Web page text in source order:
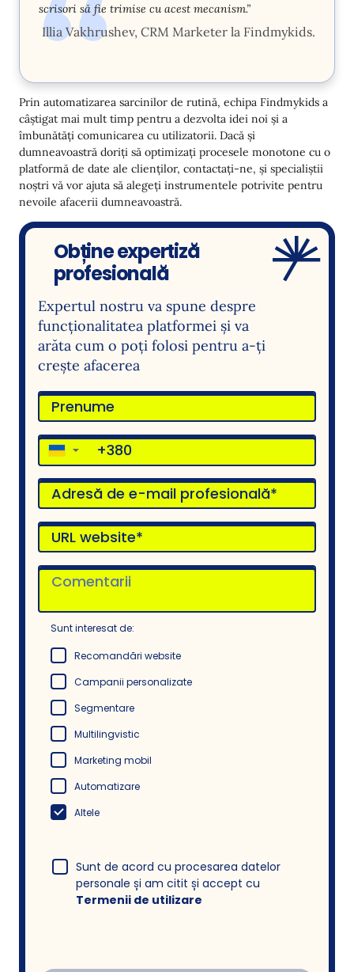
scrisori să fie trimise cu acest mecanism.”
Illia Vakhrushev, CRM Marketer la Findmykids.
Prin automatizarea sarcinilor de rutină, echipa Findmykids a
câștigat mai mult timp pentru a dezvolta idei noi și a
îmbunătăți comunicarea cu utilizatorii. Dacă și
dumneavoastră doriți să optimizați procesele monotone cu o
platformă de date ale clienților, contactați-ne, și specialiștii
noștri vă vor ajuta să alegeți instrumentele potrivite pentru
nevoile afacerii dumneavoastră.
Obține expertiză
profesională
Expertul nostru va spune despre
funcționalitatea platformei și va
arăta cum o poți folosi pentru a-ți
crește afacerea
▼
Sunt interesat de:
Recomandări website
Campanii personalizate
Segmentare
Multilingvistic
Marketing mobil
Automatizare
Altele
Sunt de acord cu procesarea datelor
personale și am citit și accept cu
Termenii de utilizare